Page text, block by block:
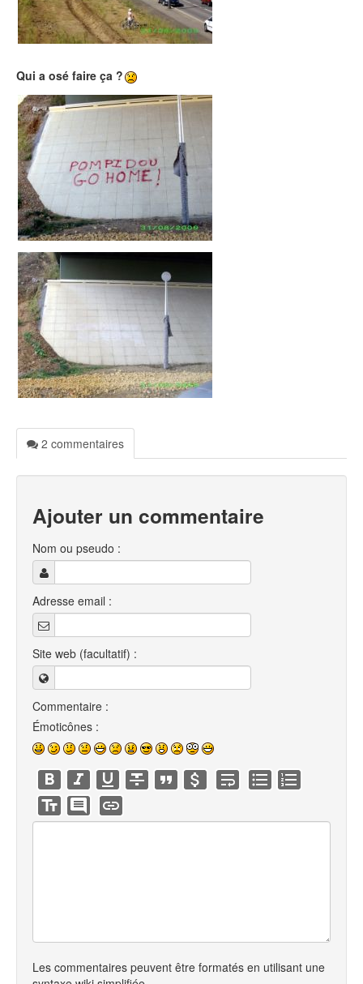
Qui a osé faire ça ?
2 commentaires
Ajouter un commentaire
Nom ou pseudo :
Adresse email :
Site web (facultatif) :
Commentaire :
Émoticônes :
Les commentaires peuvent être formatés en utilisant une